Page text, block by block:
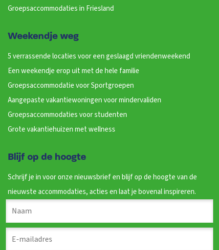
Groepsaccommodaties in Friesland
Weekendje weg
5 verrassende locaties voor een geslaagd vriendenweekend
Een weekendje erop uit met de hele familie
Groepsaccommodatie voor Sportgroepen
Aangepaste vakantiewoningen voor mindervaliden
Groepsaccommodaties voor studenten
Grote vakantiehuizen met wellness
Blijf op de hoogte
Schrijf je in voor onze nieuwsbrief en blijf op de hoogte van de
nieuwste accommodaties, acties en laat je bovenal inspireren.